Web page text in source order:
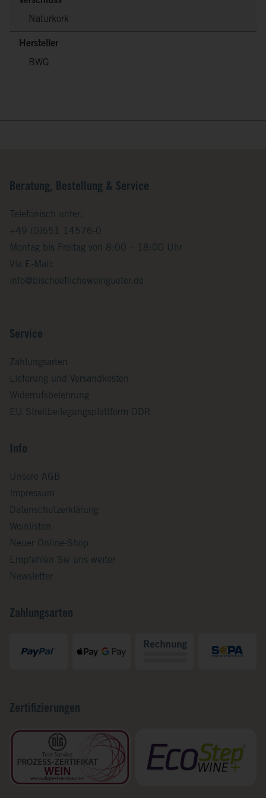
Naturkork
Hersteller
BWG
Beratung, Bestellung & Service
Telefonisch unter:
+49 (0)651 14576-0
Montag bis Freitag von 8:00 – 18:00 Uhr
Via E-Mail:
info@bischoeflicheweingueter.de
Service
Zahlungsarten
Lieferung und Versandkosten
Widerrufsbelehrung
EU Streitbeilegungsplattform ODR
Info
Unsere AGB
Impressum
Datenschutzerklärung
Weinlisten
Neuer Online-Shop
Empfehlen Sie uns weiter
Newsletter
Zahlungsarten
Zertifizierungen